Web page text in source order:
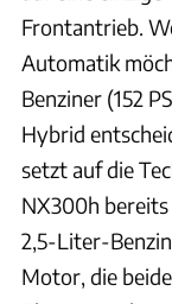
Frontantrieb.
Automatik
Benziner (152
Hybrid
setzt auf die
NX300h
2,5-Liter-
Motor, die